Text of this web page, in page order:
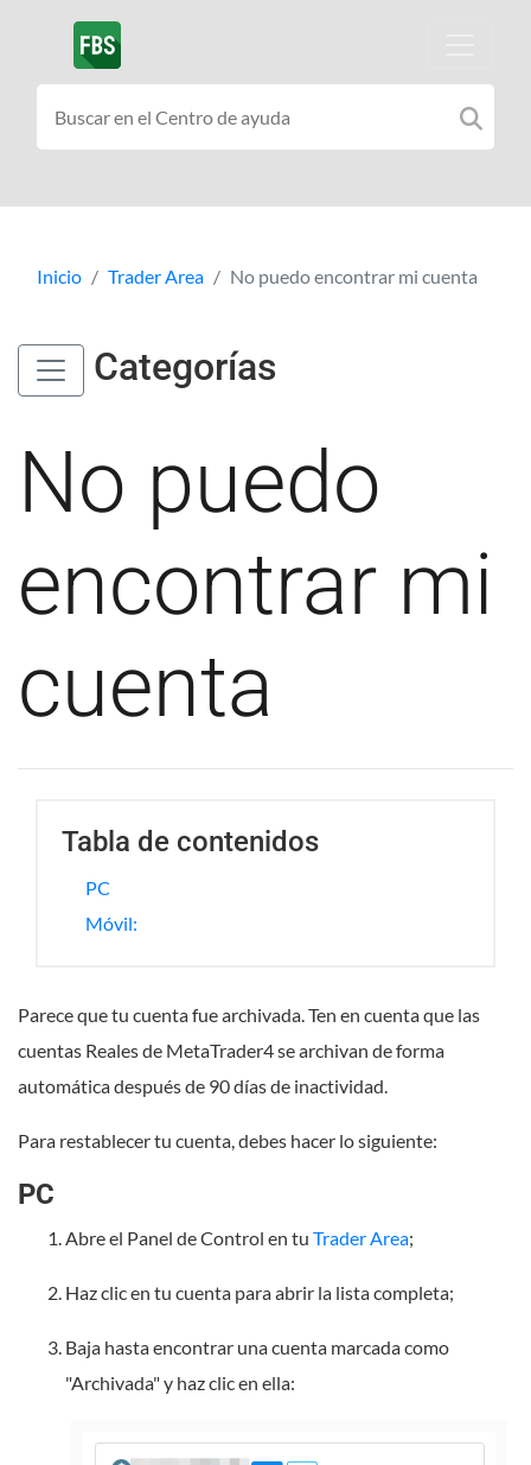
Inicio Trader Area No puedo encontrar mi cuenta
Categorías
No puedo
encontrar mi
cuenta
Tabla de contenidos
PC
Móvil:
Parece que tu cuenta fue archivada. Ten en cuenta que las
cuentas Reales de MetaTrader4 se archivan de forma
automática después de 90 días de inactividad.
Para restablecer tu cuenta, debes hacer lo siguiente:
PC
Abre el Panel de Control en tu Trader Area;
Haz clic en tu cuenta para abrir la lista completa;
Baja hasta encontrar una cuenta marcada como
"Archivada" y haz clic en ella: